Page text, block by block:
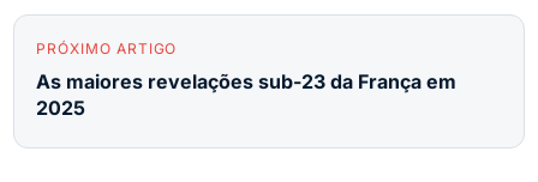
PRÓXIMO ARTIGO
As maiores revelações sub-23 da França em
2025